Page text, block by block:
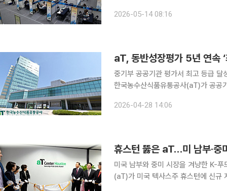
이 주최하고, 한국농수산식품유통공
2026-05-14 08:16
aT, 동반성장평가 5년 연속
중기부 공공기관 평가서 최고 등급 달
한국농수산식품유통공사(aT)가 공공
이다. aT는 중소벤처기업부가 주
2026-04-28 14:06
휴스턴 뚫은 aT…미 남부·중
미국 남부와 중미 시장을 겨냥한 K-
(aT)가 미국 텍사스주 휴스턴에 신규